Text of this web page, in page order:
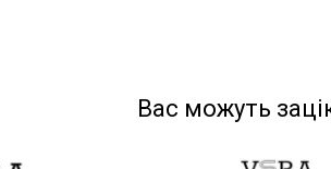
Вас можуть